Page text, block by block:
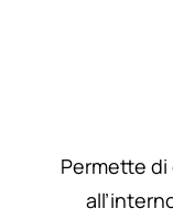
Permette